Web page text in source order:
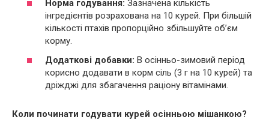
Норма годування: Зазначена кількість
інгредієнтів розрахована на 10 курей. При більшій
кількості птахів пропорційно збільшуйте об’єм
корму.
Додаткові добавки: В осінньо-зимовий період
корисно додавати в корм сіль (3 г на 10 курей) та
дріжджі для збагачення раціону вітамінами.
Коли починати годувати курей осінньою мішанкою?